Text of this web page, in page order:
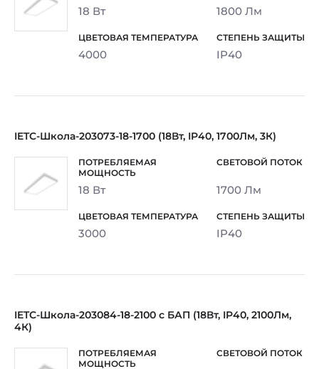
18 Вт 1800 Лм
4000 IP40
IETC-Школа-203073-18-1700 (18Вт, IP40, 1700Лм, 3К)
18 Вт 1700 Лм
3000 IP40
IETC-Школа-203084-18-2100 с БАП (18Вт, IP40, 2100Лм,
4К)